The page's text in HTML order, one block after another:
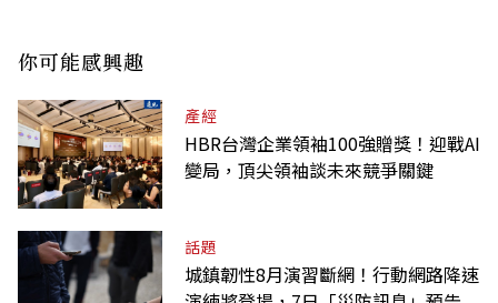
你可能感興趣
產經
HBR台灣企業領袖100強贈獎！迎戰AI
變局，頂尖領袖談未來競爭關鍵
話題
城鎮韌性8月演習斷網！行動網路降速